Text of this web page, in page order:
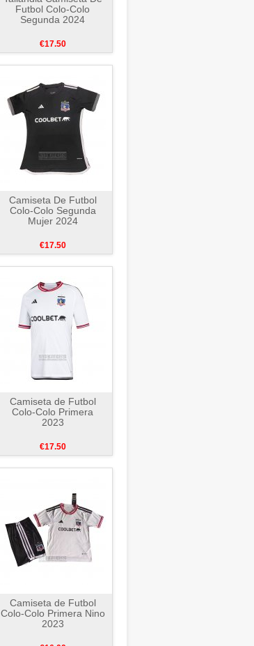
Futbol Colo-Colo
Segunda 2024
€17.50
Camiseta De Futbol
Colo-Colo Segunda
Mujer 2024
€17.50
Camiseta de Futbol
Colo-Colo Primera
2023
€17.50
Camiseta de Futbol
Colo-Colo Primera Nino
2023